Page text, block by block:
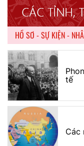
HỒ SƠ - SỰ KIỆN -
tế
Các